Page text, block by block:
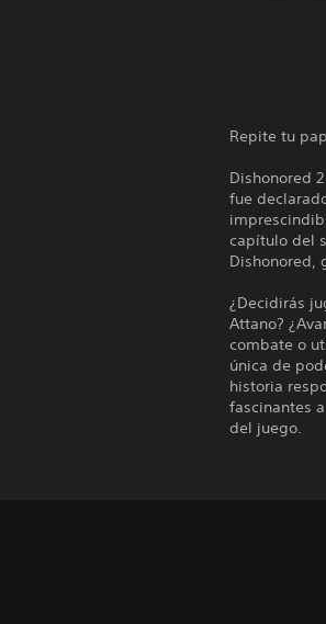
Repite tu
Dishonored
fue
capítulo del
Dishonored,
¿Decidirás
Attano?
combate o
única de
historia
fascinantes
del juego.